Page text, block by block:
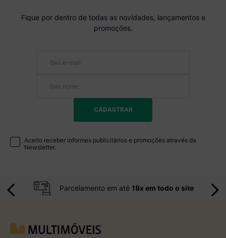
Fique por dentro de todas as novidades, lançamentos e
promoções.
CADASTRAR
Aceito receber informes publicitários e promoções através da
Newsletter.
Parcelamento em até 18x em todo o site